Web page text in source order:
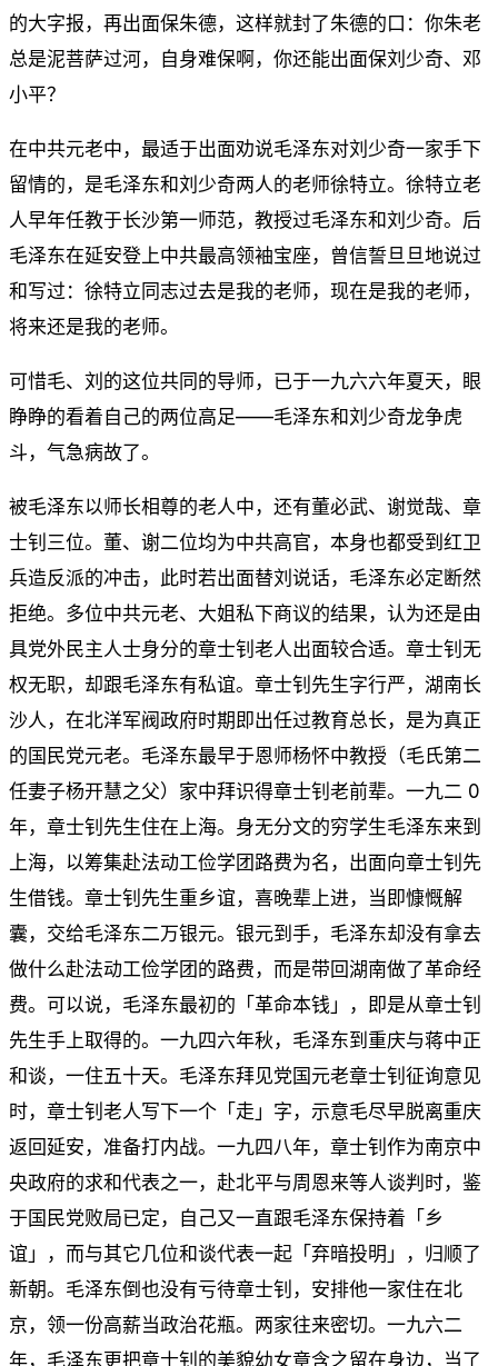
的大字报，再出面保朱德，这样就封了朱德的口：你朱老
总是泥菩萨过河，自身难保啊，你还能出面保刘少奇、邓
小平？
在中共元老中，最适于出面劝说毛泽东对刘少奇一家手下
留情的，是毛泽东和刘少奇两人的老师徐特立。徐特立老
人早年任教于长沙第一师范，教授过毛泽东和刘少奇。后
毛泽东在延安登上中共最高领袖宝座，曾信誓旦旦地说过
和写过：徐特立同志过去是我的老师，现在是我的老师，
将来还是我的老师。
可惜毛、刘的这位共同的导师，已于一九六六年夏天，眼
睁睁的看着自己的两位高足——毛泽东和刘少奇龙争虎
斗，气急病故了。
被毛泽东以师长相尊的老人中，还有董必武、谢觉哉、章
士钊三位。董、谢二位均为中共高官，本身也都受到红卫
兵造反派的冲击，此时若出面替刘说话，毛泽东必定断然
拒绝。多位中共元老、大姐私下商议的结果，认为还是由
具党外民主人士身分的章士钊老人出面较合适。章士钊无
权无职，却跟毛泽东有私谊。章士钊先生字行严，湖南长
沙人，在北洋军阀政府时期即出任过教育总长，是为真正
的国民党元老。毛泽东最早于恩师杨怀中教授（毛氏第二
任妻子杨开慧之父）家中拜识得章士钊老前辈。一九二 0
年，章士钊先生住在上海。身无分文的穷学生毛泽东来到
上海，以筹集赴法动工俭学团路费为名，出面向章士钊先
生借钱。章士钊先生重乡谊，喜晚辈上进，当即慷慨解
囊，交给毛泽东二万银元。银元到手，毛泽东却没有拿去
做什么赴法动工俭学团的路费，而是带回湖南做了革命经
费。可以说，毛泽东最初的「革命本钱」，即是从章士钊
先生手上取得的。一九四六年秋，毛泽东到重庆与蒋中正
和谈，一住五十天。毛泽东拜见党国元老章士钊征询意见
时，章士钊老人写下一个「走」字，示意毛尽早脱离重庆
返回延安，准备打内战。一九四八年，章士钊作为南京中
央政府的求和代表之一，赴北平与周恩来等人谈判时，鉴
于国民党败局已定，自己又一直跟毛泽东保持着「乡
谊」，而与其它几位和谈代表一起「弃暗投明」，归顺了
新朝。毛泽东倒也没有亏待章士钊，安排他一家住在北
京，领一份高薪当政治花瓶。两家往来密切。一九六二
年，毛泽东更把章士钊的美貌幼女章含之留在身边，当了